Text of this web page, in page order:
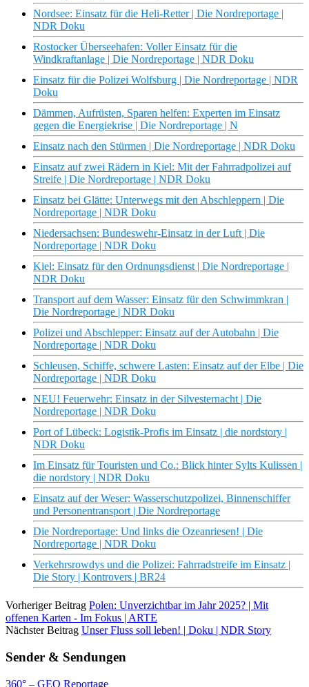
Nordsee: Einsatz für die Heli-Retter | Die Nordreportage |
NDR Doku
Rostocker Überseehafen: Voller Einsatz für die
Windkraftanlage | Die Nordreportage | NDR Doku
Einsatz für die Polizei Wolfsburg | Die Nordreportage | NDR
Doku
Dämmen, Aufrüsten, Sparen helfen: Experten im Einsatz
gegen die Energiekrise | Die Nordreportage | N
Einsatz nach den Stürmen | Die Nordreportage | NDR Doku
Einsatz auf zwei Rädern in Kiel: Mit der Fahrradpolizei auf
Streife | Die Nordreportage | NDR Doku
Einsatz bei Glätte: Unterwegs mit den Abschleppern | Die
Nordreportage | NDR Doku
Niedersachsen: Bundeswehr-Einsatz in der Luft | Die
Nordreportage | NDR Doku
Kiel: Einsatz für den Ordnungsdienst | Die Nordreportage |
NDR Doku
Transport auf dem Wasser: Einsatz für den Schwimmkran |
Die Nordreportage | NDR Doku
Polizei und Abschlepper: Einsatz auf der Autobahn | Die
Nordreportage | NDR Doku
Schleusen, Schiffe, schwere Lasten: Einsatz auf der Elbe | Die
Nordreportage | NDR Doku
NEU! Feuerwehr: Einsatz in der Silvesternacht | Die
Nordreportage | NDR Doku
Port of Lübeck: Logistik-Profis im Einsatz | die nordstory |
NDR Doku
Im Einsatz für Touristen und Co.: Blick hinter Sylts Kulissen |
die nordstory | NDR Doku
Einsatz auf der Weser: Wasserschutzpolizei, Binnenschiffer
und Personentransport | Die Nordreportage
Die Nordreportage: Und links die Ozeanriesen! | Die
Nordreportage | NDR Doku
Verkehrsrowdys und die Polizei: Fahrradstreife im Einsatz |
Die Story | Kontrovers | BR24
Vorheriger Beitrag Polen: Unverzichtbar im Jahr 2025? | Mit
offenen Karten - Im Fokus | ARTE
Nächster Beitrag Unser Fluss soll leben! | Doku | NDR Story
Sender & Sendungen
360° – GEO Reportage